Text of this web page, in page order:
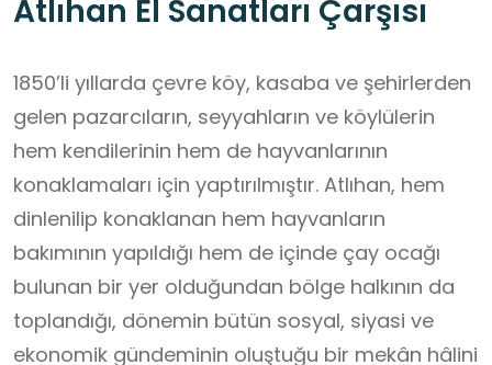
Atlıhan El Sanatları Çarşısı
1850’li yıllarda çevre köy, kasaba ve şehirlerden
gelen pazarcıların, seyyahların ve köylülerin
hem kendilerinin hem de hayvanlarının
konaklamaları için yaptırılmıştır. Atlıhan, hem
dinlenilip konaklanan hem hayvanların
bakımının yapıldığı hem de içinde çay ocağı
bulunan bir yer olduğundan bölge halkının da
toplandığı, dönemin bütün sosyal, siyasi ve
ekonomik gündeminin oluştuğu bir mekân hâlini